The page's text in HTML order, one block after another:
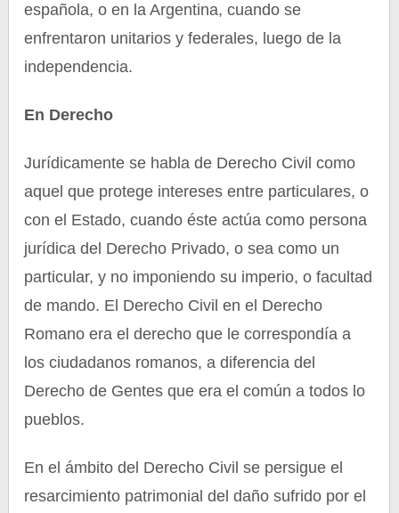
española, o en la Argentina, cuando se
enfrentaron unitarios y federales, luego de la
independencia.
En Derecho
Jurídicamente se habla de Derecho Civil como
aquel que protege intereses entre particulares, o
con el Estado, cuando éste actúa como persona
jurídica del Derecho Privado, o sea como un
particular, y no imponiendo su imperio, o facultad
de mando. El Derecho Civil en el Derecho
Romano era el derecho que le correspondía a
los ciudadanos romanos, a diferencia del
Derecho de Gentes que era el común a todos lo
pueblos.
En el ámbito del Derecho Civil se persigue el
resarcimiento patrimonial del daño sufrido por el